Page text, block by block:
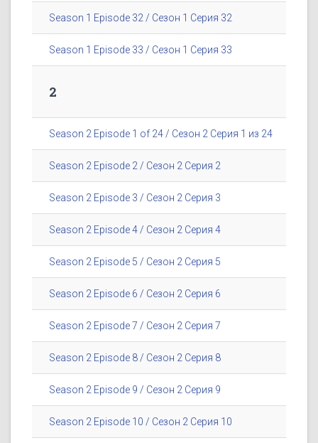
Season 1 Episode 32 / Сезон 1 Серия 32
Season 1 Episode 33 / Сезон 1 Серия 33
2
Season 2 Episode 1 of 24 / Сезон 2 Серия 1 из 24
Season 2 Episode 2 / Сезон 2 Серия 2
Season 2 Episode 3 / Сезон 2 Серия 3
Season 2 Episode 4 / Сезон 2 Серия 4
Season 2 Episode 5 / Сезон 2 Серия 5
Season 2 Episode 6 / Сезон 2 Серия 6
Season 2 Episode 7 / Сезон 2 Серия 7
Season 2 Episode 8 / Сезон 2 Серия 8
Season 2 Episode 9 / Сезон 2 Серия 9
Season 2 Episode 10 / Сезон 2 Серия 10